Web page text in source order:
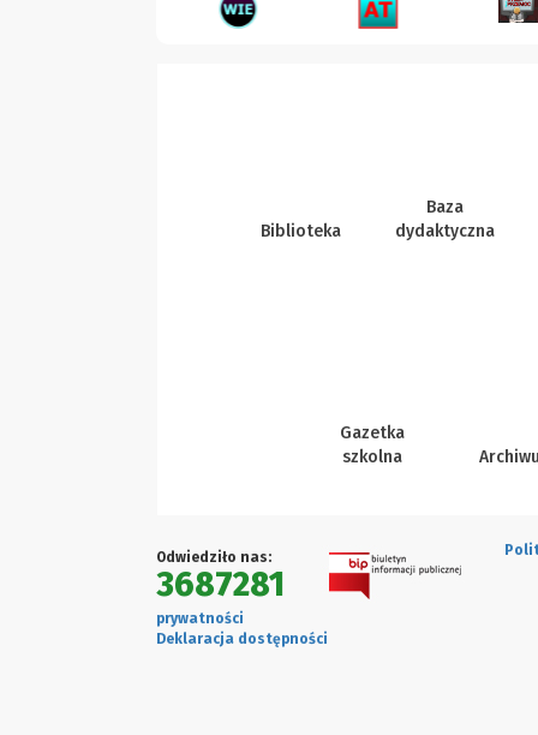
Biblioteka
Baza
dydaktyczna
Gazetka
szkolna
Odwiedziło nas:
3687281
prywatności
Deklaracja dostępności